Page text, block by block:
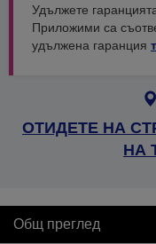
Удължете
Приложими са
удължена гаранция
ОТИДЕТЕ НА
НА
Общ преглед